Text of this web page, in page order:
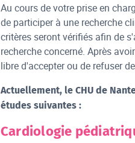
Au cours de votre prise en
de participer à une recherche
critères seront vérifiés afin de
recherche concerné. Après
libre d'accepter ou de refuser
Actuellement, le CHU de
études suivantes :
Cardiologie